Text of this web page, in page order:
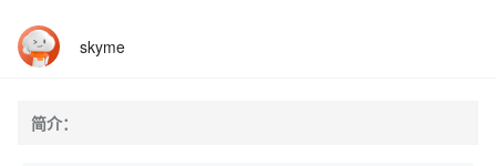
skyme
简介：